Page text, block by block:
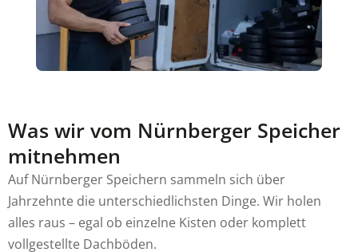
Was wir vom Nürnberger Speicher
mitnehmen
Auf Nürnberger Speichern sammeln sich über
Jahrzehnte die unterschiedlichsten Dinge. Wir holen
alles raus – egal ob einzelne Kisten oder komplett
vollgestellte Dachböden.